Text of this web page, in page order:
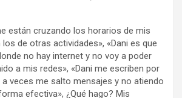
están cruzando los horarios de mis
de otras actividades», «Dani es que
no hay internet y no voy a poder
a mis redes», «Dani me escriben por
veces me salto mensajes y no atiendo
efectiva», ¿Qué hago? Mis